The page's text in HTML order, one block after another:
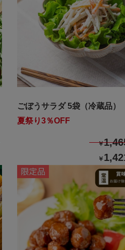
ごぼうサラダ 5袋（冷蔵品）
夏祭り3％OFF
￥
￥